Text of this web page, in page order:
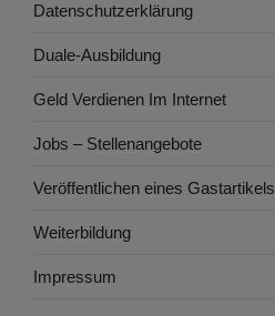
Datenschutzerklärung
Duale-Ausbildung
Geld Verdienen Im Internet
Jobs – Stellenangebote
Veröffentlichen eines Gastartikels
Weiterbildung
Impressum